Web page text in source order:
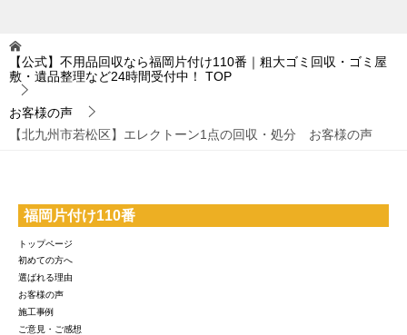
【公式】不用品回収なら福岡片付け110番｜粗大ゴミ回収・ゴミ屋
敷・遺品整理など24時間受付中！
TOP
お客様の声
【北九州市若松区】エレクトーン1点の回収・処分 お客様の声
福岡片付け110番
トップページ
初めての方へ
選ばれる理由
お客様の声
施工事例
ご意見・ご感想